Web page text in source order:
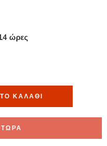
ώρες
ΚΑΛΆΘΙ